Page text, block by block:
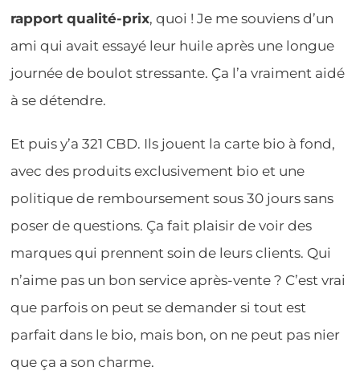
rapport qualité-prix, quoi ! Je me souviens d’un
ami qui avait essayé leur huile après une longue
journée de boulot stressante. Ça l’a vraiment aidé
à se détendre.
Et puis y’a 321 CBD. Ils jouent la carte bio à fond,
avec des produits exclusivement bio et une
politique de remboursement sous 30 jours sans
poser de questions. Ça fait plaisir de voir des
marques qui prennent soin de leurs clients. Qui
n’aime pas un bon service après-vente ? C’est vrai
que parfois on peut se demander si tout est
parfait dans le bio, mais bon, on ne peut pas nier
que ça a son charme.